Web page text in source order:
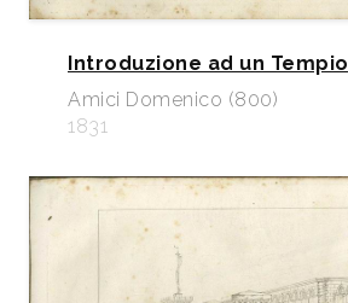
Introduzione ad un Tempio
Amici Domenico (800)
1831